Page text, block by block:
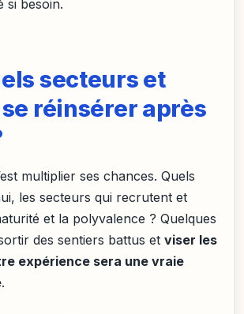
si besoin.
secteurs et
réinsérer après
multiplier ses chances. Quels
les secteurs qui recrutent et
et la polyvalence ? Quelques
des sentiers battus et viser les
expérience sera une vraie
.